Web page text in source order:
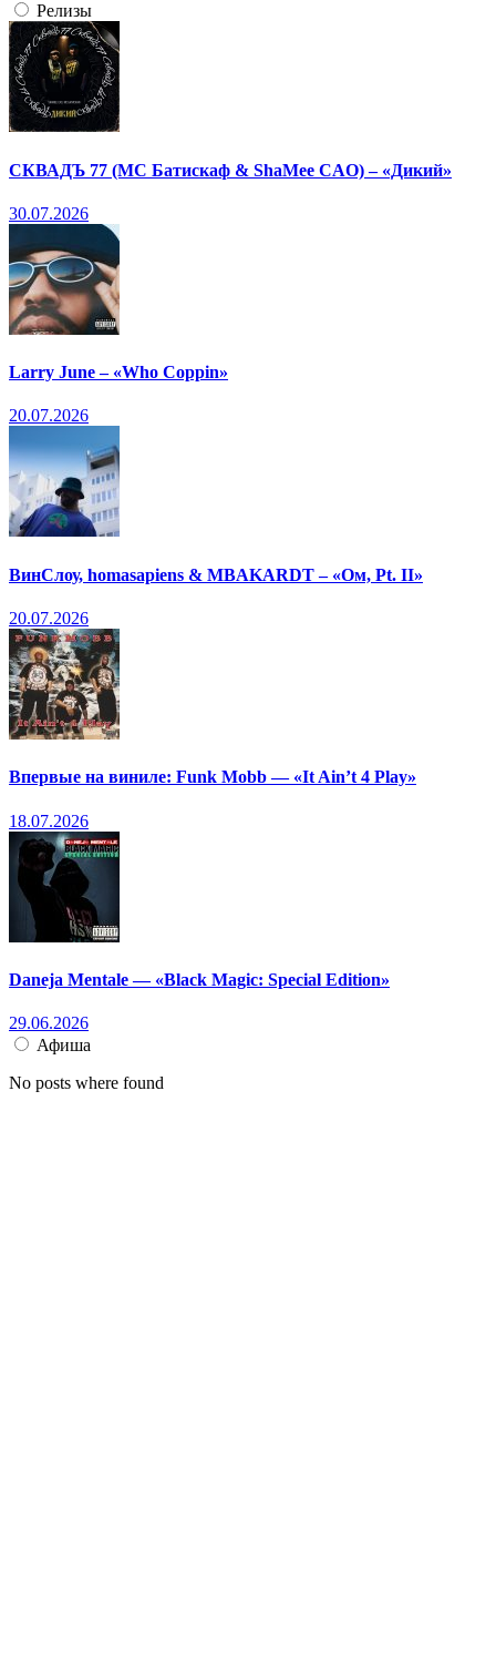
Релизы
СКВАДЪ 77 (МС Батискаф & ShaMee CAO) – «Дикий»
30.07.2026
Larry June – «Who Coppin»
20.07.2026
ВинСлоу, homasapiens & MBAKARDT – «Ом, Pt. II»
20.07.2026
Впервые на виниле: Funk Mobb — «It Ain’t 4 Play»
18.07.2026
Daneja Mentale — «Black Magic: Special Edition»
29.06.2026
Афиша
No posts where found